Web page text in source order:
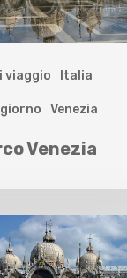
viaggio Italia
Venezia
Venezia